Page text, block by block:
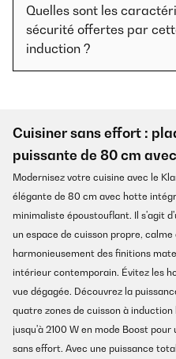
Quelles sont les
sécurité offertes par
induction ?
Cuisiner sans effort :
puissante de 80 cm
Modernisez votre cuisine avec le
élégante de 80 cm avec hotte
minimaliste époustouflant. Il s'agit
un espace de cuisson propre,
harmonieusement des finitions
intérieur contemporain. Évitez les
vue dégagée. Découvrez la
quatre zones de cuisson à
jusqu'à 2100 W en mode Boost
sans effort. Avec une puissance